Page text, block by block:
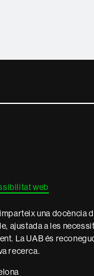
web
una docència
ajustada a les
La UAB és
recerca.